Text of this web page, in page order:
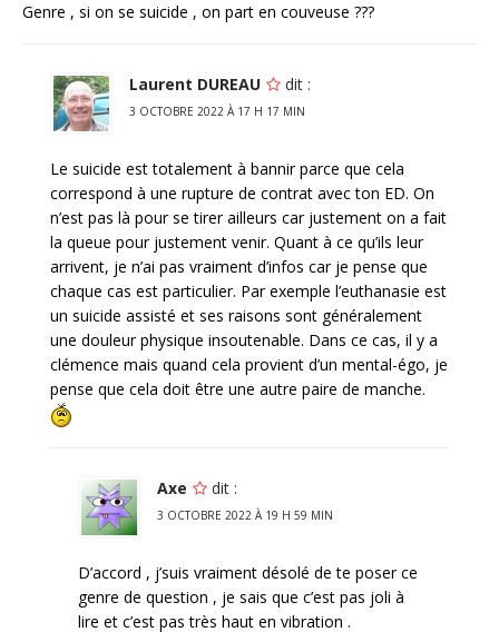
Genre , si on se suicide , on part en couveuse ???
Laurent DUREAU dit :
3 OCTOBRE 2022 À 17 H 17 MIN
Le suicide est totalement à bannir parce que cela
correspond à une rupture de contrat avec ton ED. On
n’est pas là pour se tirer ailleurs car justement on a fait
la queue pour justement venir. Quant à ce qu’ils leur
arrivent, je n’ai pas vraiment d’infos car je pense que
chaque cas est particulier. Par exemple l’euthanasie est
un suicide assisté et ses raisons sont généralement
une douleur physique insoutenable. Dans ce cas, il y a
clémence mais quand cela provient d’un mental-égo, je
pense que cela doit être une autre paire de manche.
Axe dit :
3 OCTOBRE 2022 À 19 H 59 MIN
D’accord , j’suis vraiment désolé de te poser ce
genre de question , je sais que c’est pas joli à
lire et c’est pas très haut en vibration .